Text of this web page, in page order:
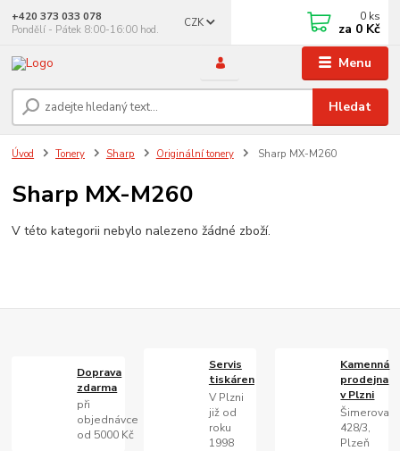
Menu
CZK
Hledat
+420 373 033 078
Pondělí - Pátek 8:00-16:00 hod.
0 ks
za 0 Kč
Úvod Tonery Sharp Originální tonery Sharp MX-M260
Sharp MX-M260
V této kategorii nebylo nalezeno žádné zboží.
Doprava
zdarma
při
objednávce
od 5000 Kč
Servis
tiskáren
V Plzni
již od
roku
1998
Kamenná
prodejna
v Plzni
Šimerova
428/3,
Plzeň